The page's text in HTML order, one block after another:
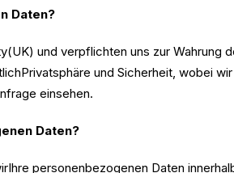
Daten?
und verpflichten uns zur Wahrung
und Sicherheit, wobei
einsehen.
Daten?
personenbezogenen Daten